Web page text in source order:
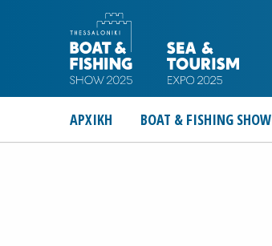
ΑΡΧΙΚΗ BOAT & FISHING SHOW